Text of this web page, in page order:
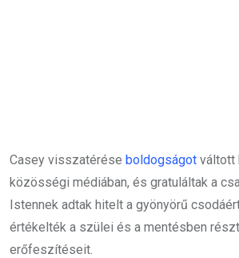
Casey visszatérése boldogságot váltott
közösségi médiában, és gratuláltak a
Istennek adtak hitelt a gyönyörű
értékelték a szülei és a mentésben
erőfeszítéseit.